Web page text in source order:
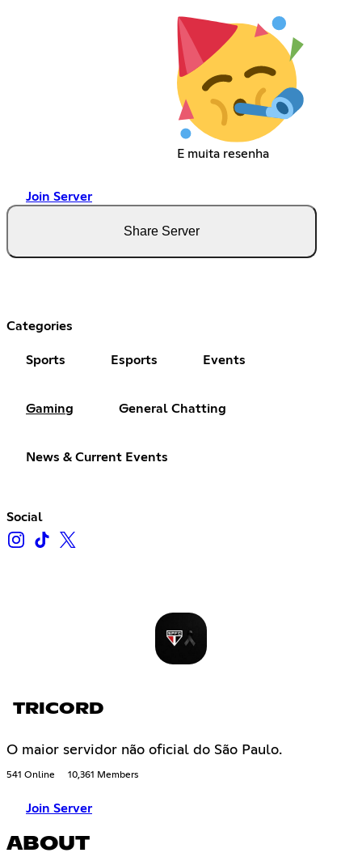
E muita resenha
Join Server
Share Server
Categories
Sports Esports Events
Gaming General Chatting
News & Current Events
Social
TRICORD
O maior servidor não oficial do São Paulo.
541 Online 10,361 Members
Join Server
ABOUT